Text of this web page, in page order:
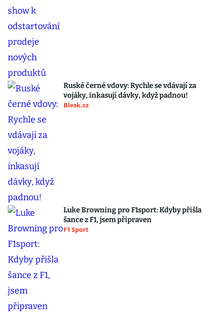
Ruské černé vdovy: Rychle se vdávají za
vojáky, inkasují dávky, když padnou!
Blesk.cz
Luke Browning pro F1sport: Kdyby přišla
šance z F1, jsem připraven
F1 Sport